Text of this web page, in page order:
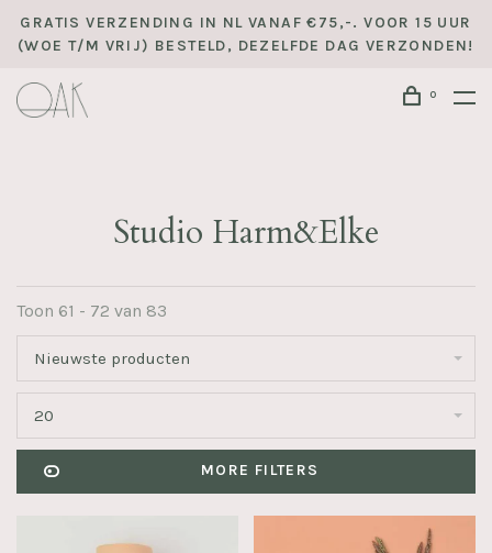
GRATIS VERZENDING IN NL VANAF €75,-. VOOR 15 UUR
(WOE T/M VRIJ) BESTELD, DEZELFDE DAG VERZONDEN!
0
Studio Harm&Elke
Toon 61 - 72 van 83
Nieuwste producten
20
MORE FILTERS